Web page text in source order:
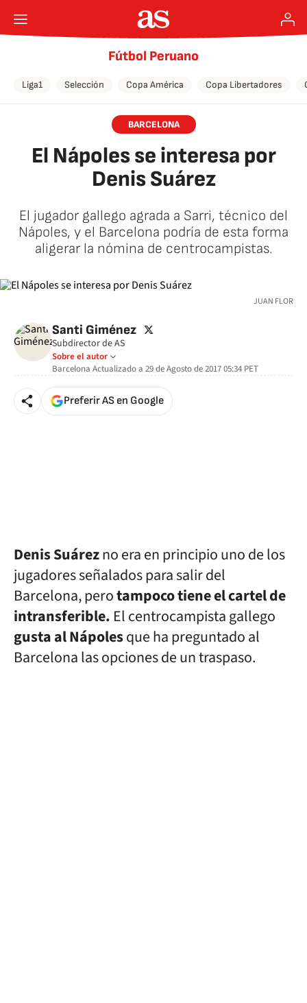
Fútbol Peruano
Liga1 Selección Copa América Copa Libertadores
BARCELONA
El Nápoles se interesa por
Denis Suárez
El jugador gallego agrada a Sarri, técnico del
Nápoles, y el Barcelona podría de esta forma
aligerar la nómina de centrocampistas.
JUAN FLOR
Santi Giménez twitter
Subdirector de AS
Sobre el autor
Barcelona Actualizado a 29 de Agosto de 2017 05:34 PET
Preferir AS en Google
Denis Suárezno era en principio uno de los
jugadores señalados para salir del
Barcelona, perotampoco tiene el cartel de
intransferible. El centrocampista gallego
gusta al Nápolesque ha preguntado al
Barcelona las opciones de un traspaso.